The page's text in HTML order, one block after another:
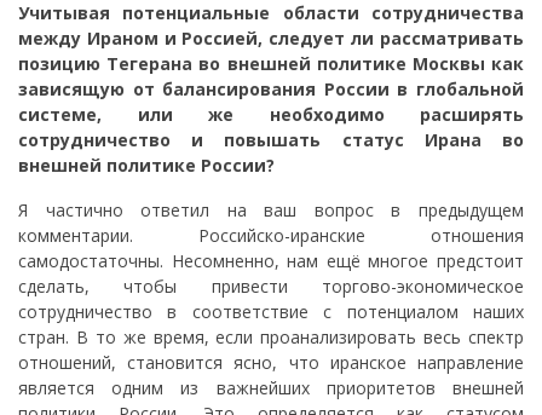
Учитывая потенциальные области сотрудничества
между Ираном и Россией, следует ли рассматривать
позицию Тегерана во внешней политике Москвы как
зависящую от балансирования России в глобальной
системе, или же необходимо расширять
сотрудничество и повышать статус Ирана во
внешней политике России?
Я частично ответил на ваш вопрос в предыдущем
комментарии. Российско-иранские отношения
самодостаточны. Несомненно, нам ещё многое предстоит
сделать, чтобы привести торгово-экономическое
сотрудничество в соответствие с потенциалом наших
стран. В то же время, если проанализировать весь спектр
отношений, становится ясно, что иранское направление
является одним из важнейших приоритетов внешней